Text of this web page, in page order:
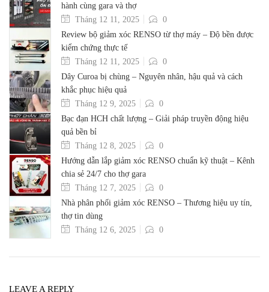
hành cùng gara và thợ
Tháng 12 11, 2025
0
Review bộ giảm xóc RENSO từ thợ máy – Độ bền được
kiểm chứng thực tế
Tháng 12 11, 2025
0
Dây Curoa bị chùng – Nguyên nhân, hậu quả và cách
khắc phục hiệu quả
Tháng 12 9, 2025
0
Bạc đạn HCH chất lượng – Giải pháp truyền động hiệu
quả bền bỉ
Tháng 12 8, 2025
0
Hướng dẫn lắp giảm xóc RENSO chuẩn kỹ thuật – Kênh
chia sẻ 24/7 cho thợ gara
Tháng 12 7, 2025
0
Nhà phân phối giảm xóc RENSO – Thương hiệu uy tín,
thợ tin dùng
Tháng 12 6, 2025
0
LEAVE A REPLY